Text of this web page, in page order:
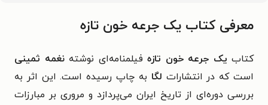
معرفی کتاب یک جرعه خون تازه
کتاب یک جرعه خون تازه فیلمنامه‌ای نوشتهنغمه ثمینی
است که در انتشارات لگا به چاپ رسیده است. این اثر به
بررسی دوره‌ای از تاریخ ایران می‌پردازد و مروری بر مبارزات